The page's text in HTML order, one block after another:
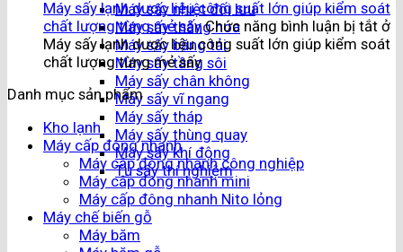
Máy sấy nhiệt đối lưu
Máy sấy thăng hoa
Máy sấy băng tải
Máy sấy tầng sôi
Máy sấy chân không
Máy sấy vĩ ngang
Máy sấy tháp
Máy sấy thùng quay
Máy sấy khí động
Tủ sấy thí nghiệm
Máy sấy lạnh dược liệu công suất lớn giúp kiểm soát
chất lượng từng mẻ sấy Chức năng bình luận bị tắt ở
Máy sấy lạnh dược liệu công suất lớn giúp kiểm soát
chất lượng từng mẻ sấy
Danh mục sản phẩm
Kho lạnh
Máy cấp đông nhanh
Máy cấp đông nhanh công nghiệp
Máy cấp đông nhanh mini
Máy cấp đông nhanh Nito lỏng
Máy chế biến gỗ
Máy băm